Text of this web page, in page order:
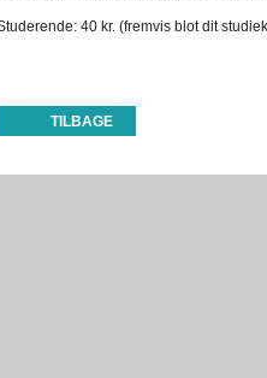
40 kr. (fremvis blot dit
TILBAGE